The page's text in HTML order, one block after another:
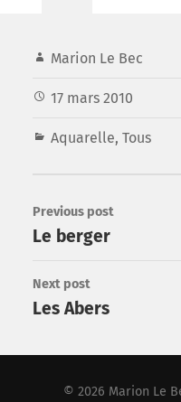
Marion Le Bec
17 mars 2010
Aquarelle, Tous
Previous post
Le berger
Next post
Les Abers
© 2026 Marion Le